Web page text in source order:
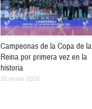
Campeonas de la Copa de la
Reina por primera vez en la
historia
26 enero 2026